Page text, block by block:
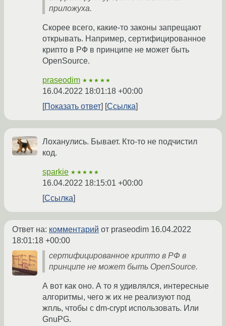
приложуха.
Скорее всего, какие-то законы запрещают
открывать. Например, сертифицированное
крипто в РФ в принципе не может быть
OpenSource.
praseodim ★★★★★
16.04.2022 18:01:18 +00:00
Показать ответ
Ссылка
Лоханулись. Бывает. Кто-то не подчистил
код.
sparkie ★★★★★
16.04.2022 18:15:01 +00:00
Ссылка
Ответ на: комментарий от praseodim 16.04.2022
18:01:18 +00:00
сертифицированное крипто в РФ в
принципе не может быть OpenSource.
А вот как оно. А то я удивлялся, интересные
алгоритмы, чего ж их не реализуют под
жпль, чтобы с dm-crypt использовать. Или
GnuPG.